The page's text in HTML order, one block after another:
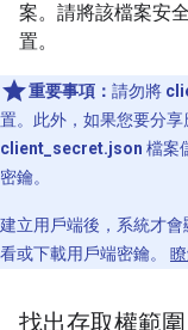
案。請將該檔案安
置。
重要事項： 請勿將
置。此外，如果您要分
client_secret.json 檔案
密鑰。
建立用戶端後，系統才
看或下載用戶端密鑰。
找出存取權範圍